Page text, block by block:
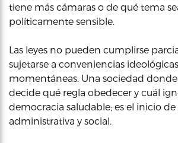
tiene más cámaras o de qué tema
políticamente sensible.
Las leyes no pueden cumplirse
sujetarse a conveniencias
momentáneas. Una sociedad
decide qué regla obedecer y cuál
democracia saludable; es el inicio
administrativa y social.